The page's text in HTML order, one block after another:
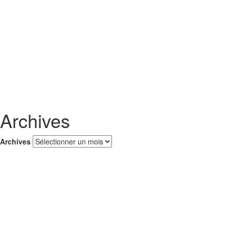
Archives
Archives